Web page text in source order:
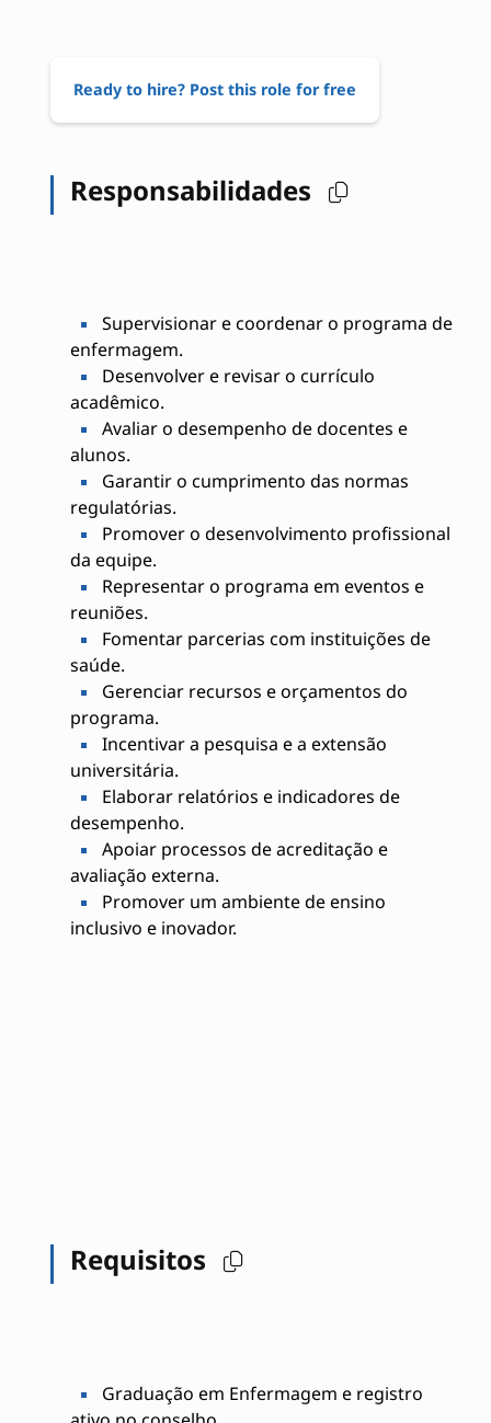
Ready to hire? Post this role for free
Responsabilidades
Supervisionar e coordenar o programa de
enfermagem.
Desenvolver e revisar o currículo
acadêmico.
Avaliar o desempenho de docentes e
alunos.
Garantir o cumprimento das normas
regulatórias.
Promover o desenvolvimento profissional
da equipe.
Representar o programa em eventos e
reuniões.
Fomentar parcerias com instituições de
saúde.
Gerenciar recursos e orçamentos do
programa.
Incentivar a pesquisa e a extensão
universitária.
Elaborar relatórios e indicadores de
desempenho.
Apoiar processos de acreditação e
avaliação externa.
Promover um ambiente de ensino
inclusivo e inovador.
Requisitos
Graduação em Enfermagem e registro